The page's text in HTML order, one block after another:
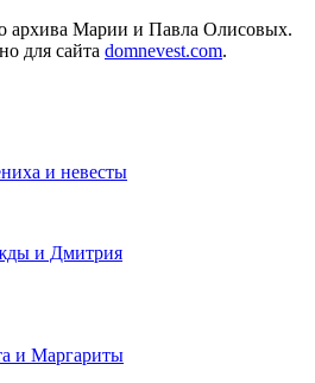
архива Марии и Павла Олисовых.
для сайта domnevest.com.
и невесты
и Дмитрия
и Маргариты